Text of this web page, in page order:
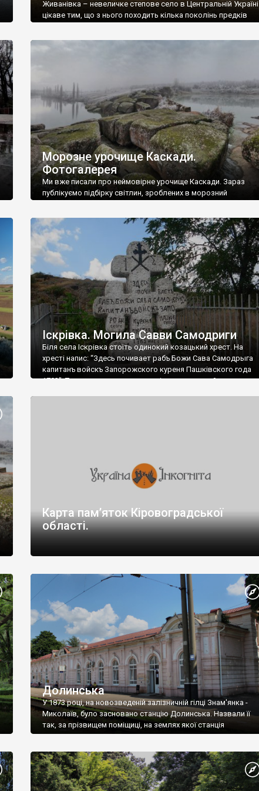
Живанівка – невеличке степове село в Центральній Україні
цікаве тим, що з нього походить кілька поколінь предків
Морозне урочище Каскади.
Фотогалерея
Ми вже писали про неймовірне урочище Каскади. Зараз
публікуємо підбірку світлин, зроблених в морозний
Іскрівка. Могила Савви Самодриги
Біля села Іскрівка стоїть одинокий козацький хрест. На
хресті напис: “Здесь почивает рабъ Божи Сава Самодрыга
капитанъ войскъ Запорожского куреня Пашківского года
1783”. Тут козака називають капітаном, але то йому вже
Карта пам’яток Кіровоградської
області.
Долинська
У 1873 році, на новозведеній залізничній гілці Знам'янка -
Миколаїв, було засновано станцію Долинська. Назвали її
так, за прізвищем поміщиці, на землях якої станція
розташовувалась.